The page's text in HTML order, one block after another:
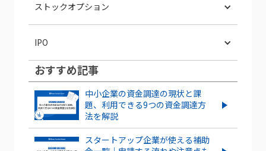
ストックオプション
信託型ストックオプションとは？メリ
ット・デメリットを紹介
類、導入する手順・手続きを紹介
IPO
IPOとは？POや上場との違いやメリッ
ト・デメリットも解説
スタートアップがIPOするメリット・デ
メリットとは？成功させるポイントも解
説
おすすめ記事
中小企業の資金調達の現状と課
題、利用できる9つの資金調達方
法を解説
スタートアップ企業が使える補助